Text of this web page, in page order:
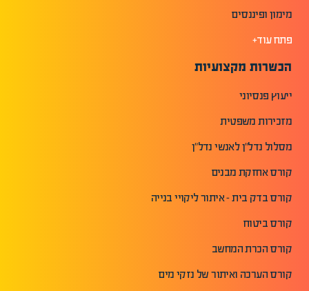
מימון ופיננסים
פתח עוד+
הכשרות מקצועיות
ייעוץ פנסיוני
מזכירות משפטית
מסלול נדל"ן לאנשי נדל"ן
קורס אחזקת מבנים
קורס בדק בית - איתור ליקויי בנייה
קורס ביטוח
קורס הכרת המחשב
קורס הערכה ואיתור של נזקי מים